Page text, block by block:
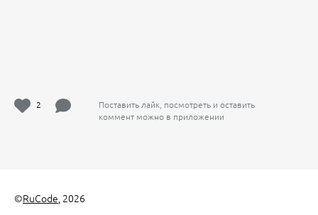
2
Поставить лайк, посмотреть и оставить
коммент можно в приложении
©RuCode , 2026